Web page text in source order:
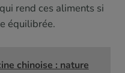
rend ces aliments si
équilibrée.
chinoise : nature